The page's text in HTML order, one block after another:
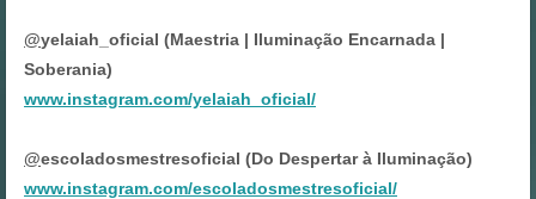
@yelaiah_oficial (Maestria | Iluminação Encarnada |
Soberania)
www.instagram.com/yelaiah_oficial/
@escoladosmestresoficial (Do Despertar à Iluminação)
www.instagram.com/escoladosmestresoficial/